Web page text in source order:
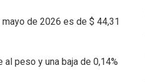
de 2026 es de $ 44,31
peso y una baja de 0,14%